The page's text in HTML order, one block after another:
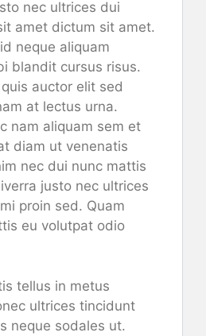
nec ultrices dui
amet dictum sit amet.
neque aliquam
blandit cursus risus.
auctor elit sed
at lectus urna.
nam aliquam sem et
diam ut venenatis
nec dui nunc mattis
justo nec ultrices
proin sed. Quam
eu volutpat odio
tellus in metus
ultrices tincidunt
neque sodales ut.